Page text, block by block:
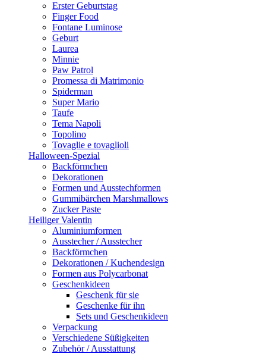
Erster Geburtstag
Finger Food
Fontane Luminose
Geburt
Laurea
Minnie
Paw Patrol
Promessa di Matrimonio
Spiderman
Super Mario
Taufe
Tema Napoli
Topolino
Tovaglie e tovaglioli
Halloween-Spezial
Backförmchen
Dekorationen
Formen und Ausstechformen
Gummibärchen Marshmallows
Zucker Paste
Heiliger Valentin
Aluminiumformen
Ausstecher / Ausstecher
Backförmchen
Dekorationen / Kuchendesign
Formen aus Polycarbonat
Geschenkideen
Geschenk für sie
Geschenke für ihn
Sets und Geschenkideen
Verpackung
Verschiedene Süßigkeiten
Zubehör / Ausstattung